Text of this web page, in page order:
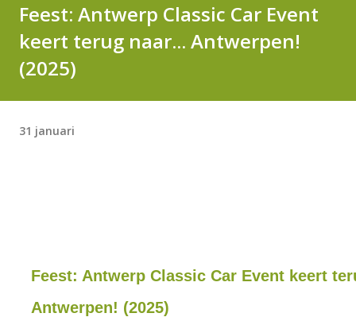
Feest: Antwerp Classic Car Event
keert terug naar... Antwerpen!
(2025)
31 januari
Feest: Antwerp Classic Car Event keert
Antwerpen! (2025)